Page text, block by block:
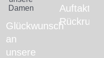
Glückwunsch
an
unsere
Auftakt